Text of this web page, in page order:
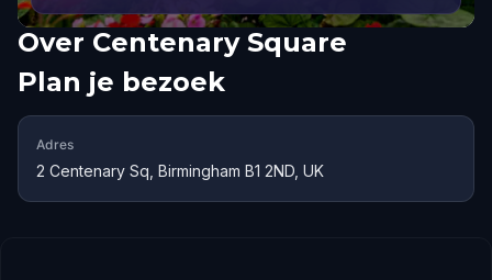
Over Centenary Square
Plan je bezoek
Adres
2 Centenary Sq, Birmingham B1 2ND, UK